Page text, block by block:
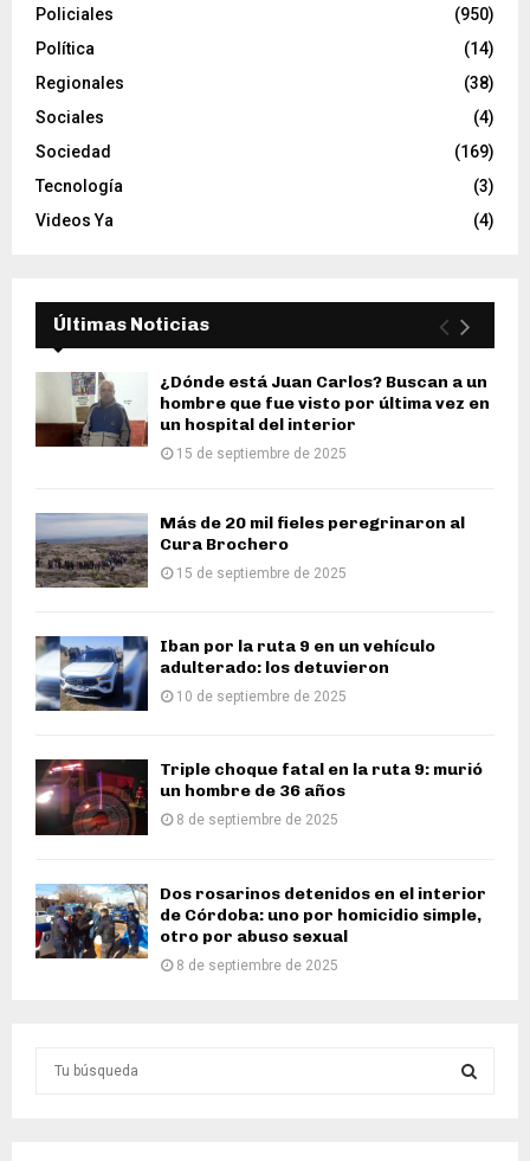
Policiales
(950)
Política
(14)
Regionales
(38)
Sociales
(4)
Sociedad
(169)
Tecnología
(3)
Videos Ya
(4)
Últimas Noticias
¿Dónde está Juan Carlos? Buscan a un
hombre que fue visto por última vez en
un hospital del interior
15 de septiembre de 2025
Más de 20 mil fieles peregrinaron al
Cura Brochero
15 de septiembre de 2025
Iban por la ruta 9 en un vehículo
adulterado: los detuvieron
10 de septiembre de 2025
Triple choque fatal en la ruta 9: murió
un hombre de 36 años
8 de septiembre de 2025
Dos rosarinos detenidos en el interior
de Córdoba: uno por homicidio simple,
otro por abuso sexual
8 de septiembre de 2025